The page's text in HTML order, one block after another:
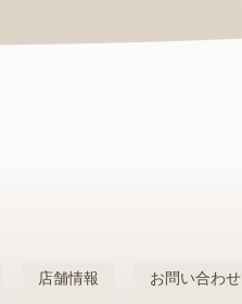
店舗情報 お問い合わせ